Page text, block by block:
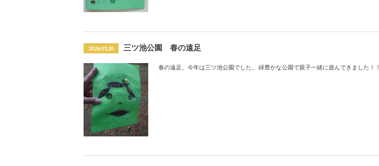
2026.05.20 三ツ池公園 春の遠足
春の遠足。今年は三ツ池公園でした。 緑豊かな公園で親子一緒に遊んできました！！